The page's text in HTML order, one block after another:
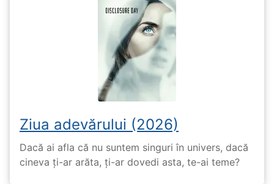
Ziua adevărului (2026)
Dacă ai afla că nu suntem singuri în univers, dacă
cineva ți-ar arăta, ți-ar dovedi asta, te-ai teme?